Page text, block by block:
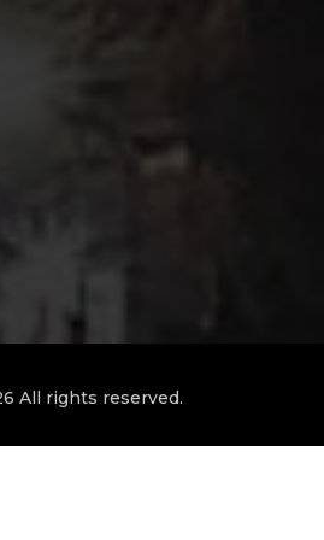
All rights reserved.